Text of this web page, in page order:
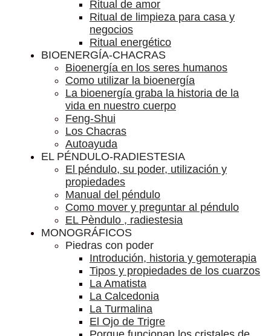
Ritual de amor
Ritual de limpieza para casa y
negocios
Ritual energético
BIOENERGÍA-CHACRAS
Bioenergía en los seres humanos
Como utilizar la bioenergía
La bioenergía graba la historia de la
vida en nuestro cuerpo
Feng-Shui
Los Chacras
Autoayuda
EL PÉNDULO-RADIESTESIA
El péndulo, su poder, utilización y
propiedades
Manual del péndulo
Como mover y preguntar al péndulo
EL Pèndulo , radiestesia
MONOGRÁFICOS
Piedras con poder
Introdución, historia y gemoterapia
Tipos y propiedades de los cuarzos
La Amatista
La Calcedonia
La Turmalina
El Ojo de Trigre